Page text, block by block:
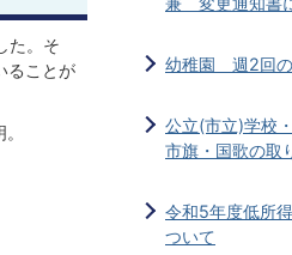
た。そ
ることが
幼稚園 週2回の
公立(市立)学校
市旗・国歌の取
令和5年度低所
ついて